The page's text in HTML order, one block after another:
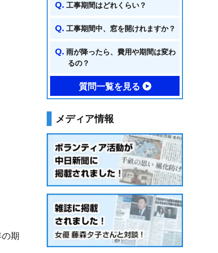
期
工事期間はどれくらい？
工事期間中、窓を開けれますか？
雨が降ったら、費用や期間は変わ
るの？
質問一覧を見る
メディア情報